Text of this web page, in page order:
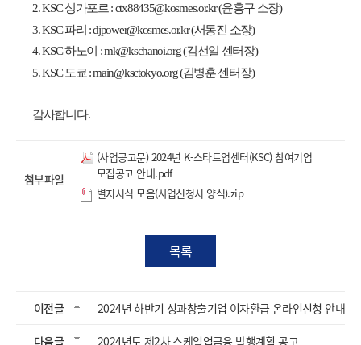
2. KSC 싱가포르 : ctx88435@kosmes.or.kr (윤홍구 소장)
3. KSC 파리 : djpower@kosmes.or.kr (서동진 소장)
4. KSC 하노이 : mk@kschanoi.org (김선일 센터장)
5. KSC 도쿄 : main@ksctokyo.org (김병훈 센터장)
감사합니다.
첨부파일
(사업공고문) 2024년 K-스타트업센터(KSC) 참여기업
모집공고 안내.pdf
별지서식 모음(사업신청서 양식).zip
목록
이전글 2024년 하반기 성과창출기업 이자환급 온라인신청 안내
다음글 2024년도 제2차 스케일업금융 발행계획 공고